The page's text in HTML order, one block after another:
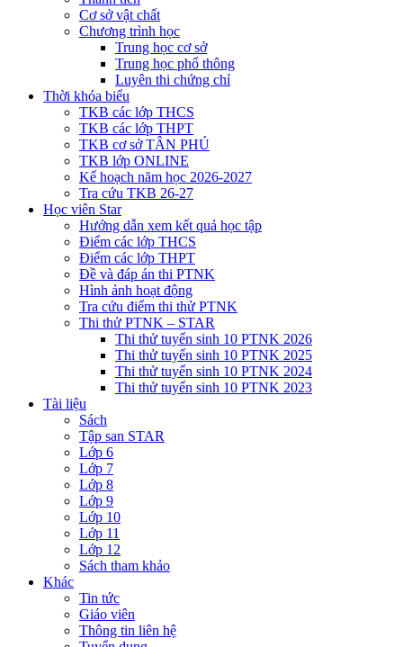
Cơ sở vật chất
Chương trình học
Trung học cơ sở
Trung học phổ thông
Luyên thi chứng chỉ
Thời khóa biểu
TKB các lớp THCS
TKB các lớp THPT
TKB cơ sở TÂN PHÚ
TKB lớp ONLINE
Kế hoạch năm học 2026-2027
Tra cứu TKB 26-27
Học viên Star
Hướng dẫn xem kết quả học tập
Điểm các lớp THCS
Điểm các lớp THPT
Đề và đáp án thi PTNK
Hình ảnh hoạt động
Tra cứu điểm thi thử PTNK
Thi thử PTNK – STAR
Thi thử tuyển sinh 10 PTNK 2026
Thi thử tuyển sinh 10 PTNK 2025
Thi thử tuyển sinh 10 PTNK 2024
Thi thử tuyển sinh 10 PTNK 2023
Tài liệu
Sách
Tập san STAR
Lớp 6
Lớp 7
Lớp 8
Lớp 9
Lớp 10
Lớp 11
Lớp 12
Sách tham khảo
Khác
Tin tức
Giáo viên
Thông tin liên hệ